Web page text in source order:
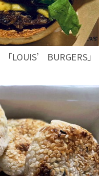
LOUIS’ BURGERS」